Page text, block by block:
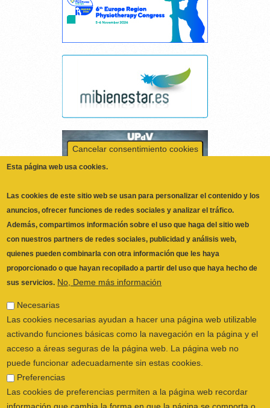
ILUSTRE COLEGIO OFICIAL DE
FISIOTERAPEUTAS DE LA COMUNIDAD
CALLE SAN VICENTE Nº 61,2º-2ª. CÓDIGO
POSTAL 46002 VALENCIA, ESPAÑA
Cancelar consentimiento cookies
Esta página web usa cookies.
anuncios, ofrecer funciones de redes sociales y analizar el tráfico.
Además, compartimos información sobre el uso que haga del sitio web
con nuestros partners de redes sociales, publicidad y análisis web,
proporcionado o que hayan recopilado a partir del uso que haya hecho de
sus servicios. No, Deme más información
Necesarias
Las cookies necesarias ayudan a hacer una página web utilizable
activando funciones básicas como la navegación en la página y el
acceso a áreas seguras de la página web. La página web no
Preferencias
Las cookies de preferencias permiten a la página web recordar
información que cambia la forma en que la página se comporta o
el aspecto que tiene, como su idioma preferido o la región en la
que usted se encuentra.
Estadística
Las cookies estadísticas ayudan a los propietarios de páginas web